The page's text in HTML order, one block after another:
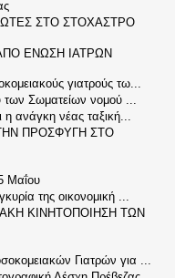
ΣΤΟ ΣΤΟΧΑΣΤΡΟ
ΕΝΩΣΗ ΙΑΤΡΩΝ
γιατρούς τω...
των Σωματείων νομού ...
η ανάγκη νέας ταξική...
ΠΡΟΣΦΥΓΗ ΣΤΟ
Μαΐου
της οικονομική ...
ΚΙΝΗΤΟΠΟΙΗΣΗ ΤΩΝ
Γιατρών για ...